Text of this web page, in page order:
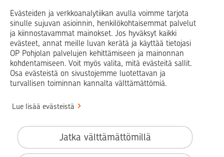
Evästeiden ja verkkoanalytiikan avulla voimme tarjota
sinulle sujuvan asioinnin, henkilökohtaisemmat palvelut
ja kiinnostavammat mainokset. Jos hyväksyt kaikki
evästeet, annat meille luvan kerätä ja käyttää tietojasi
OP Pohjolan palvelujen kehittämiseen ja mainonnan
kohdentamiseen. Voit myös valita, mitä evästeitä sallit.
Osa evästeistä on sivustojemme luotettavan ja
turvallisen toiminnan kannalta välttämättömiä.
Lue lisää evästeistä
Jatka välttämättömillä
Op.fi OP Koti Pohjola Vahinkoapu
Facebook
X LinkedInInstagram
Käyttöehdot
Saavutettavuusseloste